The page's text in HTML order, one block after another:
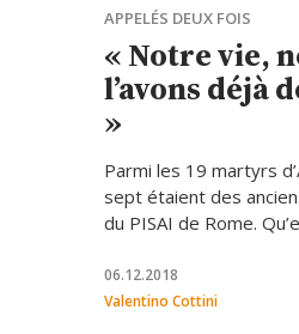
APPELÉS DEUX FOIS
« Notre vie,
l’avons déjà
»
Parmi les 19 martyrs
sept étaient des
du PISAI de Rome.
institut ?
06.12.2018
Valentino Cottini